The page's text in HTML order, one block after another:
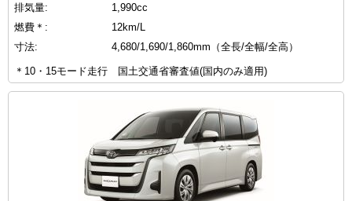
排気量:
1,990cc
燃費＊:
12km/L
寸法:
4,680/1,690/1,860mm（全長/全幅/全高）
＊10・15モード走行 国土交通省審査値(国内のみ適用)